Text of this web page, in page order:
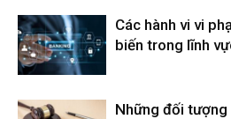
Các hành vi vi
biến trong lĩnh
Những đối